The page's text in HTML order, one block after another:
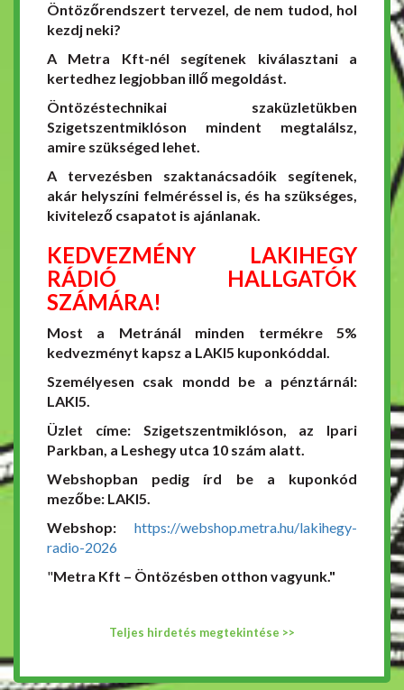
Öntözőrendszert tervezel, de nem tudod, hol
kezdj neki?
A Metra Kft-nél segítenek kiválasztani a
kertedhez legjobban illő megoldást.
Öntözéstechnikai szaküzletükben
Szigetszentmiklóson mindent megtalálsz,
amire szükséged lehet.
A tervezésben szaktanácsadóik segítenek,
akár helyszíni felméréssel is, és ha szükséges,
kivitelező csapatot is ajánlanak.
KEDVEZMÉNY LAKIHEGY
RÁDIÓ HALLGATÓK
SZÁMÁRA!
Most a Metránál minden termékre 5%
kedvezményt kapsz a LAKI5 kuponkóddal.
Személyesen csak mondd be a pénztárnál:
LAKI5.
Üzlet címe: Szigetszentmiklóson, az Ipari
Parkban, a Leshegy utca 10 szám alatt.
Webshopban pedig írd be a kuponkód
mezőbe: LAKI5.
Webshop: https://webshop.metra.hu/lakihegy-
radio-2026
"Metra Kft – Öntözésben otthon vagyunk."
Teljes hirdetés megtekintése >>